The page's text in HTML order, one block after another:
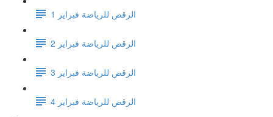
الرقص للرياضة فبراير 1
الرقص للرياضة فبراير 2
الرقص للرياضة فبراير 3
الرقص للرياضة فبراير 4